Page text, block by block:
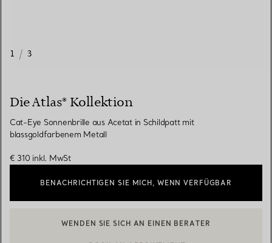
1 / 3
Die Atlas® Kollektion
Cat-Eye Sonnenbrille aus Acetat in Schildpatt mit
blassgoldfarbenem Metall
€ 310 inkl. MwSt
BENACHRICHTIGEN SIE MICH, WENN VERFÜGBAR
WENDEN SIE SICH AN EINEN BERATER